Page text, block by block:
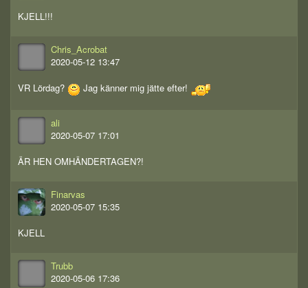
KJELL!!!
Chris_Acrobat
2020-05-12 13:47
VR Lördag?
Jag känner mig jätte efter!
ali
2020-05-07 17:01
ÄR HEN OMHÄNDERTAGEN?!
Finarvas
2020-05-07 15:35
KJELL
Trubb
2020-05-06 17:36